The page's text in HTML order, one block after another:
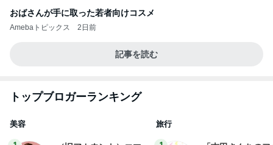
おばさんが手に取った若者向けコスメ
Amebaトピックス 2日前
記事を読む
トップブロガーランキング
美容 旅行